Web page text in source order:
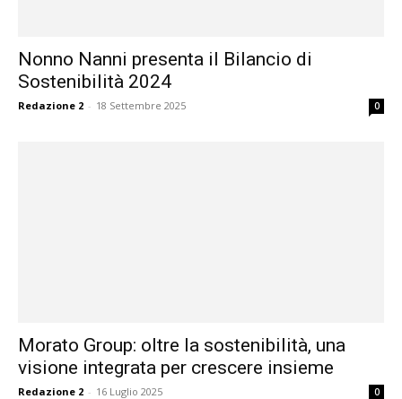
Nonno Nanni presenta il Bilancio di
Sostenibilità 2024
Redazione 2 - 18 Settembre 2025 0
Morato Group: oltre la sostenibilità, una
visione integrata per crescere insieme
Redazione 2 - 16 Luglio 2025 0